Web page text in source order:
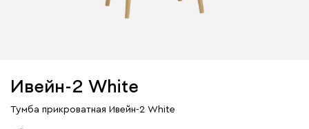
Ивейн-2 White
Тумба прикроватная Ивейн-2 White